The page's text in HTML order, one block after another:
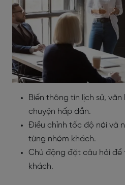
Biến thông tin lịch sử,
chuyện hấp dẫn.
Điều chỉnh tốc độ nói và
từng nhóm khách.
Chủ động đặt câu hỏi
khách.